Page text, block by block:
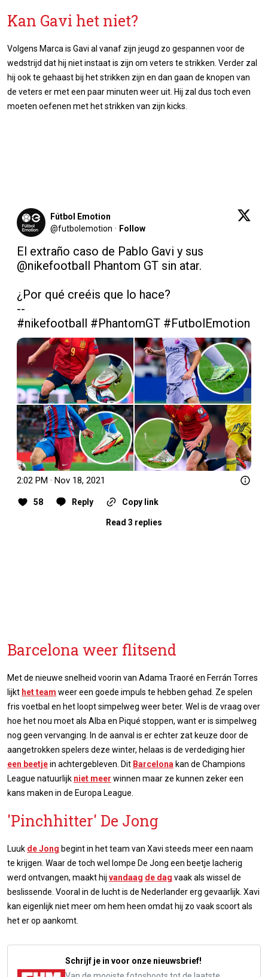
Kan Gavi het niet?
Volgens Marca is Gavi al vanaf zijn jeugd zo gespannen voor de
wedstrijd dat hij niet instaat is zijn om veters te strikken. Verder zal
hij ook te gehaast bij het strikken zijn en dan gaan de knopen van
de veters er met een paar minuten weer uit. Hij zal dus toch even
moeten oefenen met het strikken van zijn kicks.
Fútbol Emotion
@futbolemotion · Follow
@nikefootball
Phantom GT sin atar.
¿Por qué creéis que lo hace?
#nikefootball
#PhantomGT #FutbolEmotion
2:02 PM · Nov 18, 2021
58 Reply Copy link
Read 3 replies
Barcelona weer flitsend
Met de nieuwe snelheid voorin van Adama Traoré en Ferrán Torres
lijkt het team weer een goede impuls te hebben gehad. Ze spelen
fris voetbal en het loopt simpelweg weer beter. Wel is de vraag over
hoe het nou moet als Alba en Piqué stoppen, want er is simpelweg
nog geen vervanging. In de aanval is er echter zat keuze door de
aangetrokken spelers deze winter, helaas is de verdediging hier
een beetjein achtergebleven. Dit Barcelona kan de Champions
League natuurlijk niet meer winnen maar ze kunnen zeker een
kans maken in de Europa League.
'Pinchhitter' De Jong
Luuk de Jong begint in het team van Xavi steeds meer een naam
te krijgen. Waar de toch wel lompe De Jong een beetje lacherig
werd ontvangen, maakt hij vandaag de dag vaak als wissel de
beslissende. Vooral in de lucht is de Nederlander erg gevaarlijk. Xavi
kan eigenlijk niet meer om hem heen omdat hij zo vaak scoort als
het er op aankomt.
Schrijf je in voor onze nieuwsbrief!